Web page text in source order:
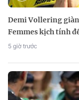
Demi Vollering
Femmes kịch tính
5 giờ trước